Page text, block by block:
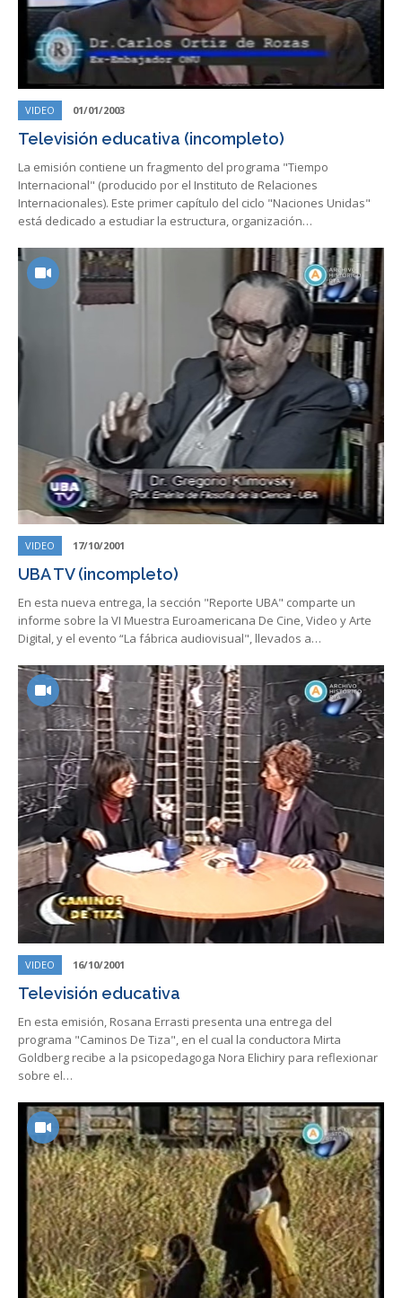
VIDEO 01/01/2003
Televisión educativa (incompleto)
La emisión contiene un fragmento del programa "Tiempo
Internacional" (producido por el Instituto de Relaciones
Internacionales). Este primer capítulo del ciclo "Naciones Unidas"
está dedicado a estudiar la estructura, organización…
VIDEO 17/10/2001
UBA TV (incompleto)
En esta nueva entrega, la sección "Reporte UBA" comparte un
informe sobre la VI Muestra Euroamericana De Cine, Video y Arte
Digital, y el evento “La fábrica audiovisual", llevados a…
VIDEO 16/10/2001
Televisión educativa
En esta emisión, Rosana Errasti presenta una entrega del
programa "Caminos De Tiza", en el cual la conductora Mirta
Goldberg recibe a la psicopedagoga Nora Elichiry para reflexionar
sobre el…